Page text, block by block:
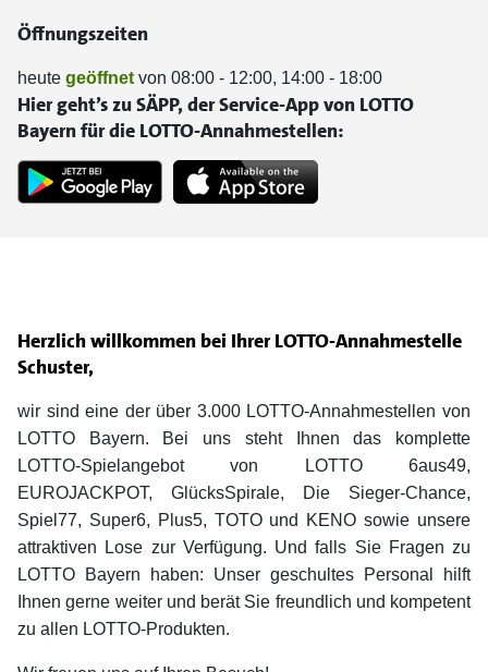
Herzlich willkommen bei Ihrer LOTTO-Annahmestelle
Schuster,
wir sind eine der über 3.000 LOTTO-Annahmestellen von
LOTTO Bayern. Bei uns steht Ihnen das komplette
LOTTO-Spielangebot von LOTTO 6aus49,
EUROJACKPOT, GlücksSpirale, Die Sieger-Chance,
Spiel77, Super6, Plus5, TOTO und KENO sowie unsere
attraktiven Lose zur Verfügung. Und falls Sie Fragen zu
LOTTO Bayern haben: Unser geschultes Personal hilft
Ihnen gerne weiter und berät Sie freundlich und kompetent
zu allen LOTTO-Produkten.
Öffnungszeiten
heute geöffnet von 08:00 - 12:00, 14:00 - 18:00
Hier geht’s zu SÄPP, der Service-App von LOTTO
Bayern für die LOTTO-Annahmestellen: